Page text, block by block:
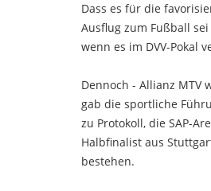
Dass es für die
Ausflug zum Fußball
wenn es im DVV-Pokal
Dennoch - Allianz MTV
gab die sportliche
zu Protokoll, die SAP-
Halbfinalist aus
bestehen.